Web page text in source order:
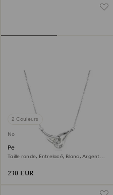
2 Couleurs
Nouveau
Pendentif Swarovski Classica
Taille ronde, Entrelacé, Blanc, Argent
230 EUR